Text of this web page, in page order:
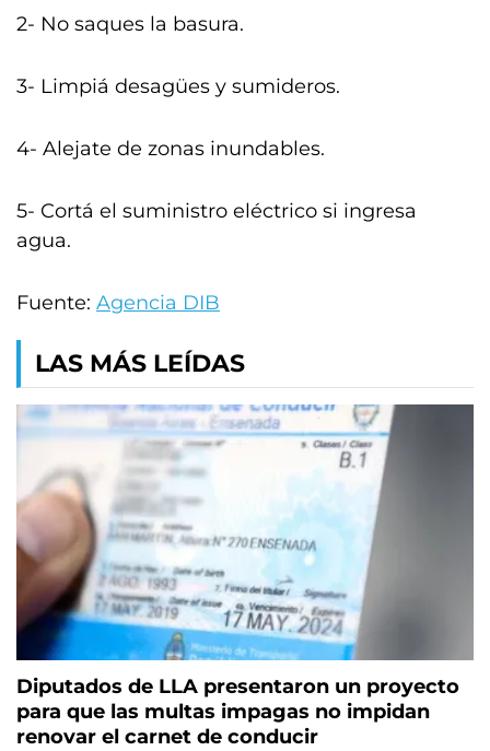
2- No saques la basura.
3- Limpiá desagües y sumideros.
4- Alejate de zonas inundables.
5- Cortá el suministro eléctrico si ingresa
agua.
Fuente: Agencia DIB
LAS MÁS LEÍDAS
Diputados de LLA presentaron un proyecto
para que las multas impagas no impidan
renovar el carnet de conducir